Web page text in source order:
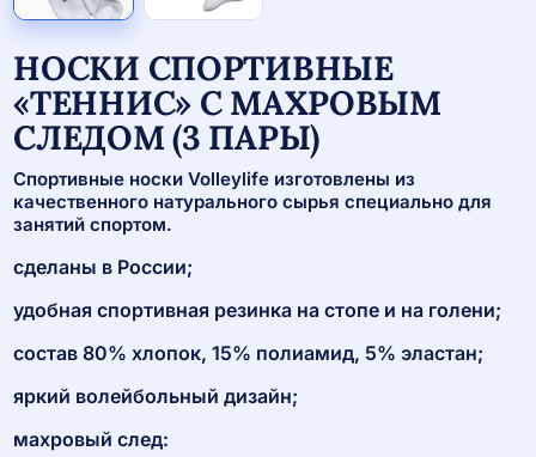
НОСКИ СПОРТИВНЫЕ
«ТЕННИС» С МАХРОВЫМ
СЛЕДОМ (3 ПАРЫ)
Спортивные носки Volleylife изготовлены из
качественного натурального сырья специально для
занятий спортом.
сделаны в России;
удобная спортивная резинка на стопе и на голени;
состав 80% хлопок, 15% полиамид, 5% эластан;
яркий волейбольный дизайн;
махровый след: